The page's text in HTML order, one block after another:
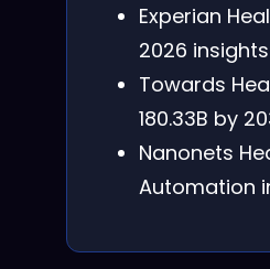
Experian
2026
Towards
180.33B by
Nanonets
Automation